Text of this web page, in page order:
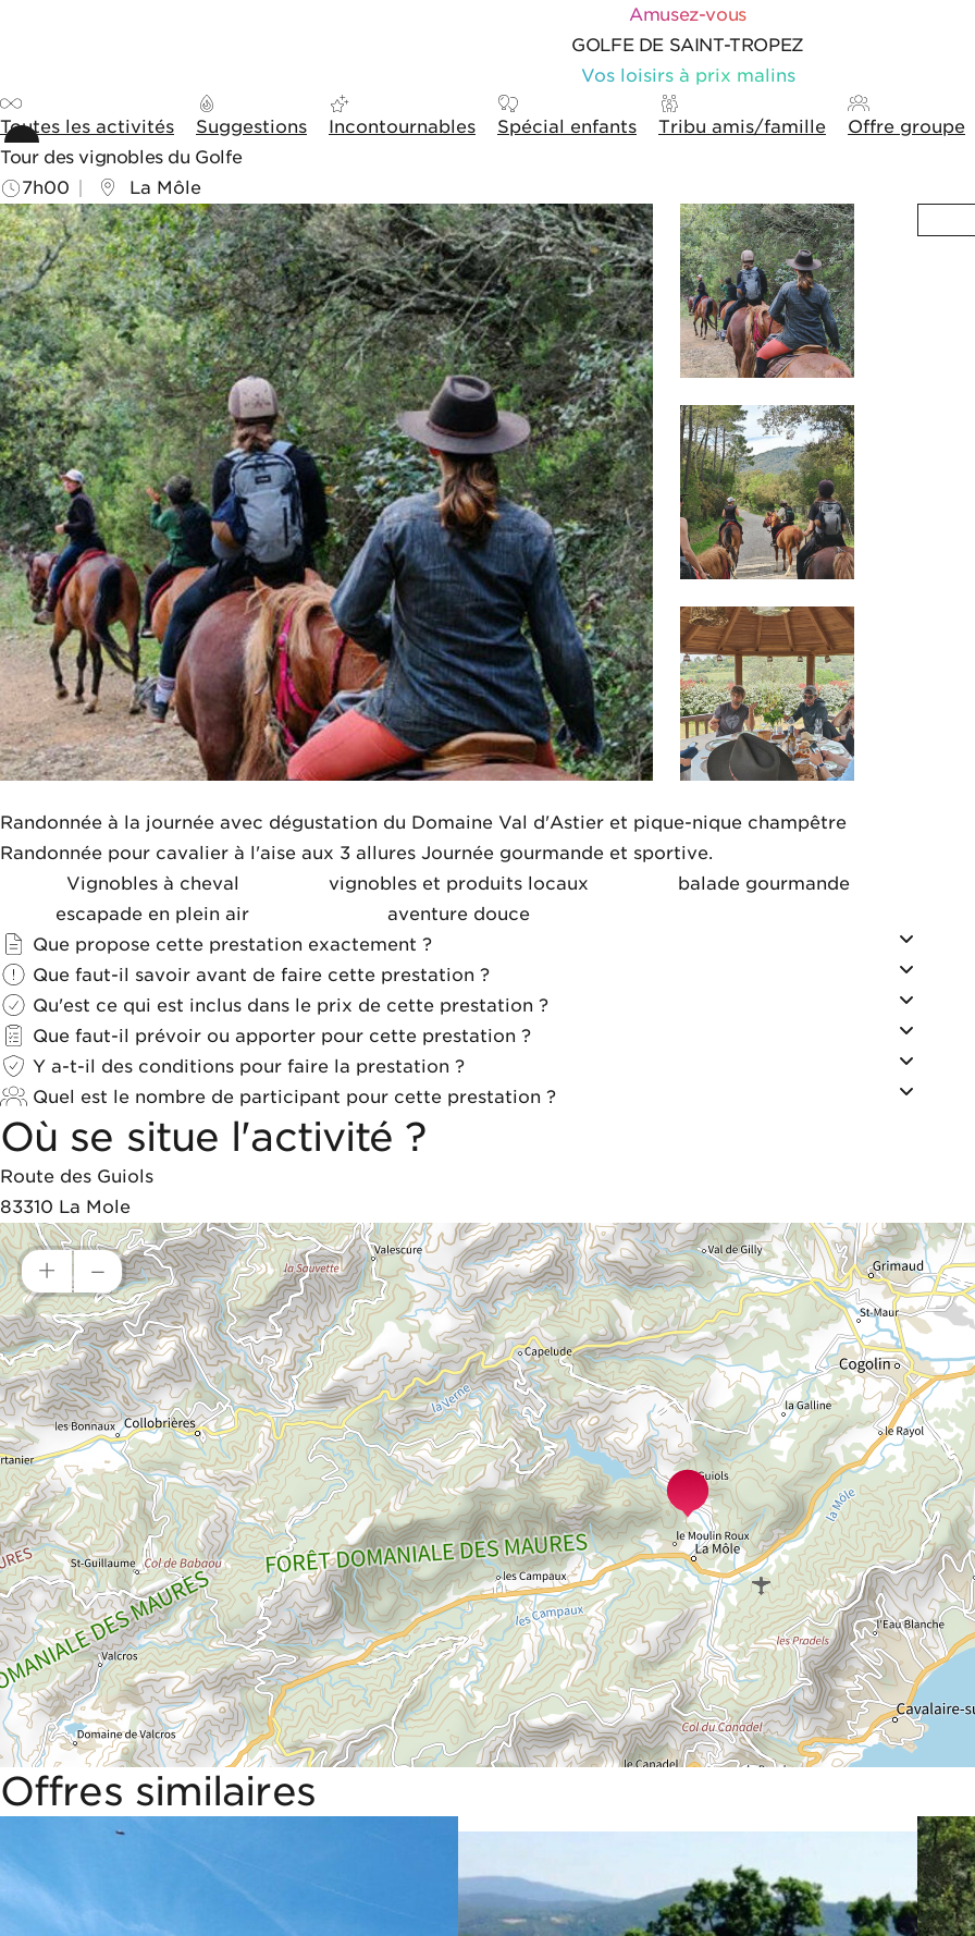
Amusez-vous
GOLFE DE SAINT-TROPEZ
Vos loisirs à prix malins
Toutes les activités Suggestions Incontournables Spécial enfants Tribu amis/famille
Offre groupe
Tour des vignobles du Golfe
7h00
La Môle
Randonnée à la journée avec dégustation du Domaine Val d'Astier et pique-nique champêtre
Randonnée pour cavalier à l'aise aux 3 allures Journée gourmande et sportive.
Vignobles à cheval
vignobles et produits locaux
balade gourmande
escapade en plein air
aventure douce
Que propose cette prestation exactement ?
Que faut-il savoir avant de faire cette prestation ?
Qu'est ce qui est inclus dans le prix de cette prestation ?
Que faut-il prévoir ou apporter pour cette prestation ?
Y a-t-il des conditions pour faire la prestation ?
Quel est le nombre de participant pour cette prestation ?
Où se situe l'activité ?
Route des Guiols
83310 La Mole
+ –
Offres similaires